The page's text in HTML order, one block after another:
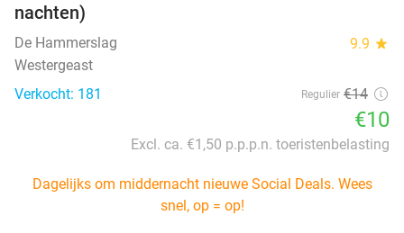
nachten)
De Hammerslag 9.9 star
Westergeast
Verkocht: 181
Regulier €14
€10
Excl. ca. €1,50 p.p.p.n. toeristenbelasting
Dagelijks om middernacht nieuwe Social Deals. Wees
snel, op = op!